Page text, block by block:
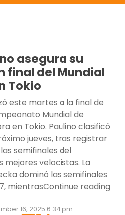
asegura su
final del Mundial
Tokio
este martes a la final de
Mundial de
en Tokio. Paulino clasificó
jueves, tras registrar
semifinales del
mejores velocistas. La
dominó las semifinales
mientrasContinue reading
16, 2025 6:34 pm